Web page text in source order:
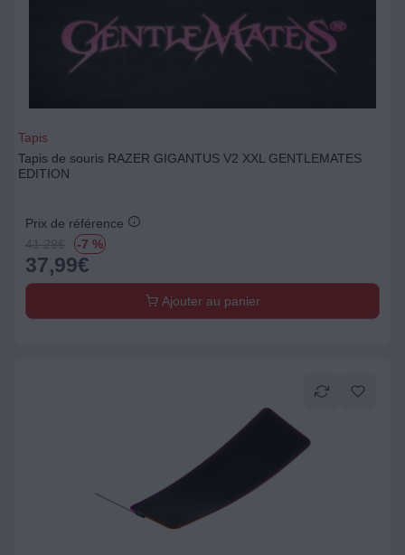
Tapis
Tapis de souris RAZER GIGANTUS V2 XXL GENTLEMATES
EDITION
Prix de référence
41.29€ -7 %
37,99€
Ajouter au panier